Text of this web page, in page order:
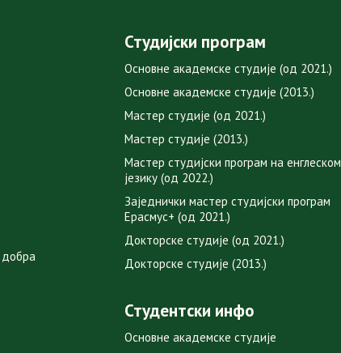
Студијски програм
Основне академске студије (од 2021.)
Основне академске студије (2013.)
Мастер студије (од 2021.)
Мастер студије (2013.)
Мастер студијски програм на енглеском
језику (од 2022.)
Заједнички мастер студијски програм
Ерасмус+ (од 2021.)
Докторске студије (од 2021.)
Докторске студије (2013.)
Студентски инфо
Основне академске студије